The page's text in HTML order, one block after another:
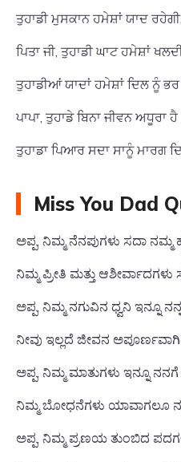
ਤੁਹਾਡੀ ਮੁਸਕਾਨ ਹਮੇਸ਼ਾਂ ਯਾਦ ਰਹੇਗੀ,
ਪਿਤਾ ਜੀ, ਤੁਹਾਡੀ ਘਾਟ ਹਮੇਸ਼ਾਂ
ਤੁਹਾਡੀਆਂ ਯਾਦਾਂ ਹਮੇਸ਼ਾਂ ਦਿਲ ਨੂੰ
ਪਾਪਾ, ਤੁਹਾਡੇ ਬਿਨਾ ਜੀਵਨ ਅਧੂਰਾ
ਤੁਹਾਡਾ ਪਿਆਰ ਸਦਾ ਸਾਨੂੰ ਮਾਰਗ
Miss You Dad
ಅಪ್ಪ, ನಿಮ್ಮ ನೆನಪುಗಳು ಸದಾ ನಮ್ಮ
ನಿಮ್ಮ ಪ್ರೀತಿ ಮತ್ತು ಆಶೀರ್ವಾದಗಳು
ಅಪ್ಪ, ನಿಮ್ಮ ನಗುವಿನ ಧ್ವನಿ ಇನ್ನೂ
ನೀವು ಇಲ್ಲದೆ ಜೀವನ
ಅಪ್ಪ, ನಿಮ್ಮ ಮಾತುಗಳು ಇನ್ನೂ
ನಿಮ್ಮ ಬೋಧನೆಗಳು ಯಾವಾಗಲೂ
ಅಪ್ಪ, ನಿಮ್ಮ ಪ್ರಣಯ ತುಂಬಿದ